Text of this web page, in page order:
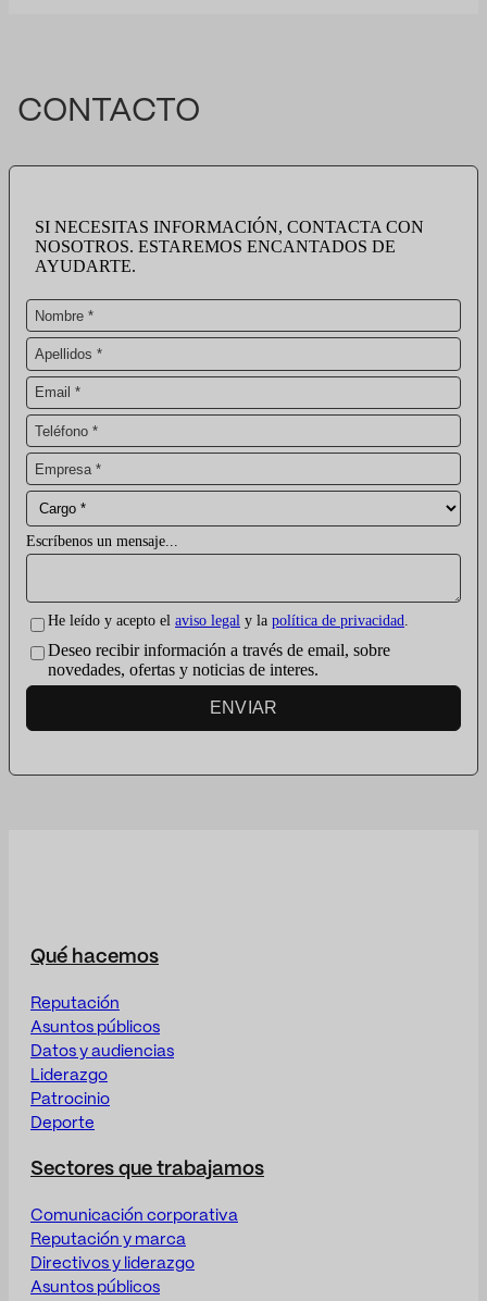
CONTACTO
SI NECESITAS INFORMACIÓN, CONTACTA CON
NOSOTROS. ESTAREMOS ENCANTADOS DE
AYUDARTE.
Escríbenos un mensaje...
He leído y acepto el aviso legal y la política de privacidad.
Deseo recibir información a través de email, sobre
novedades, ofertas y noticias de interes.
ENVIAR
Qué hacemos
Reputación
Asuntos públicos
Datos y audiencias
Liderazgo
Patrocinio
Deporte
Sectores que trabajamos
Comunicación corporativa
Reputación y marca
Directivos y liderazgo
Asuntos públicos